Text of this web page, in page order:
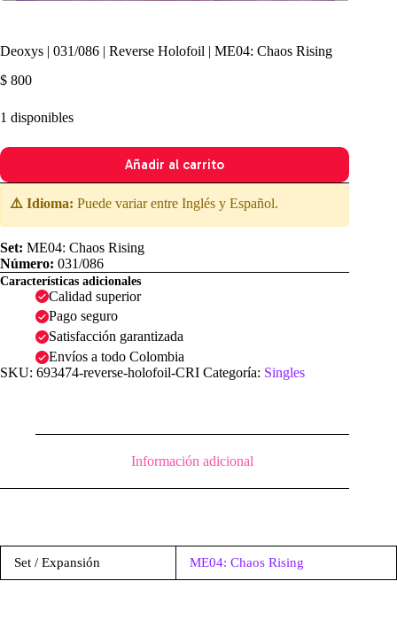
Deoxys | 031/086 | Reverse Holofoil | ME04: Chaos Rising
$ 800
1 disponibles
Añadir al carrito
⚠️ Idioma: Puede variar entre Inglés y Español.
Set: ME04: Chaos Rising
Número: 031/086
Características adicionales
Calidad superior
Pago seguro
Satisfacción garantizada
Envíos a todo Colombia
SKU: 693474-reverse-holofoil-CRI Categoría: Singles
Información adicional
Set / Expansión ME04: Chaos Rising